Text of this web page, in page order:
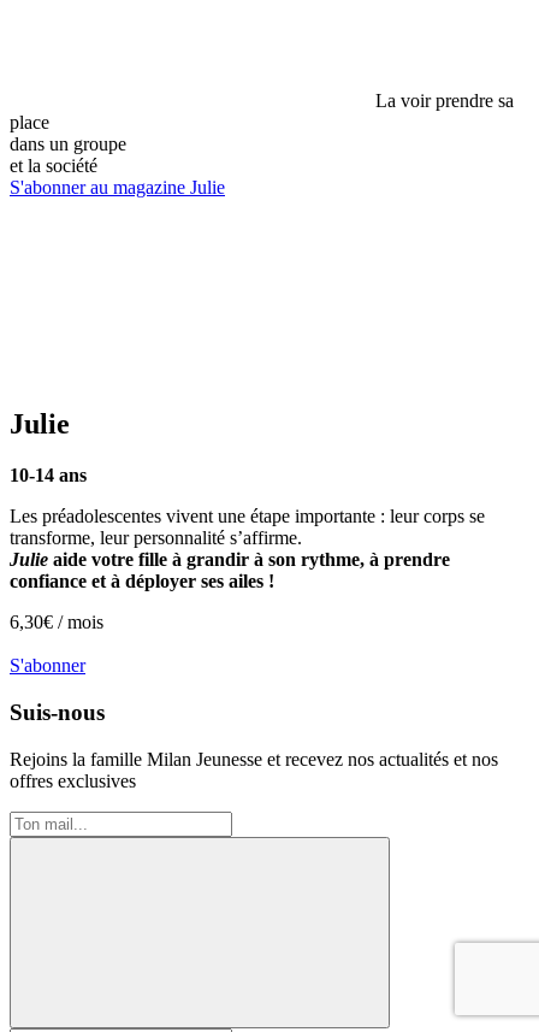
La voir prendre sa
place
dans un groupe
et la société
S'abonner au magazine Julie
Julie
10-14 ans
Les préadolescentes vivent une étape importante : leur corps se
transforme, leur personnalité s’affirme.
Julie aide votre fille à grandir à son rythme, à prendre
confiance et à déployer ses ailes !
6,30€ /mois
S'abonner
Suis-nous
Rejoins la famille Milan Jeunesse et recevez nos actualités et nos
offres exclusives